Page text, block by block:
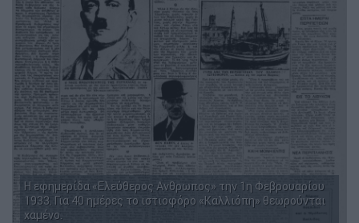
Η εφημερίδα «Ελεύθερος Ανθρωπος» την 1η Φεβρουαρίου
1933. Για 40 ημέρες το ιστιοφόρο «Καλλιόπη» θεωρούνται
χαμένο.